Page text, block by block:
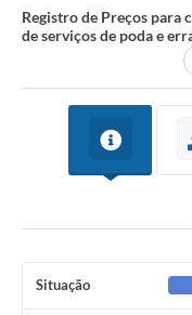
Publicações Oficiais
Serviços Online
Contato
Registro de Preços para
de serviços de poda e
Situação